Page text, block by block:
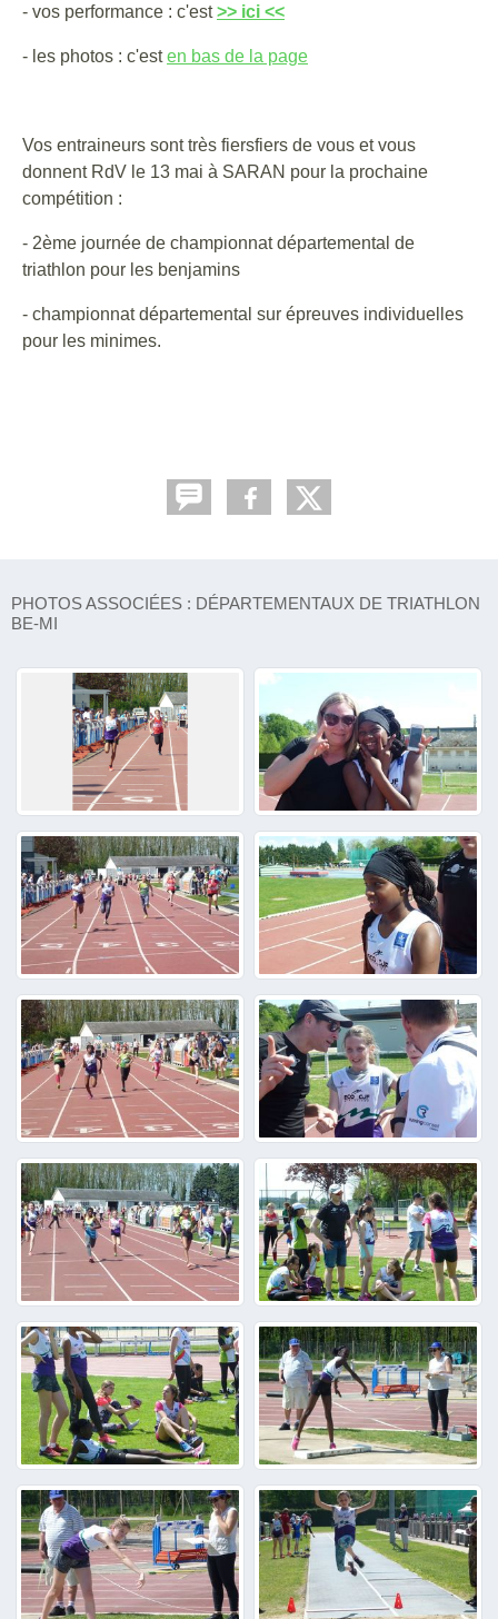
- vos performance : c'est>> ici <<
- les photos : c'esten bas de la page
Vos entraineurs sont très fiersfiers de vous et vous
donnent RdV le 13 mai à SARAN pour la prochaine
compétition :
- 2ème journée de championnat départemental de
triathlon pour les benjamins
- championnat départemental sur épreuves individuelles
pour les minimes.
PHOTOS ASSOCIÉES : DÉPARTEMENTAUX DE TRIATHLON
BE-MI